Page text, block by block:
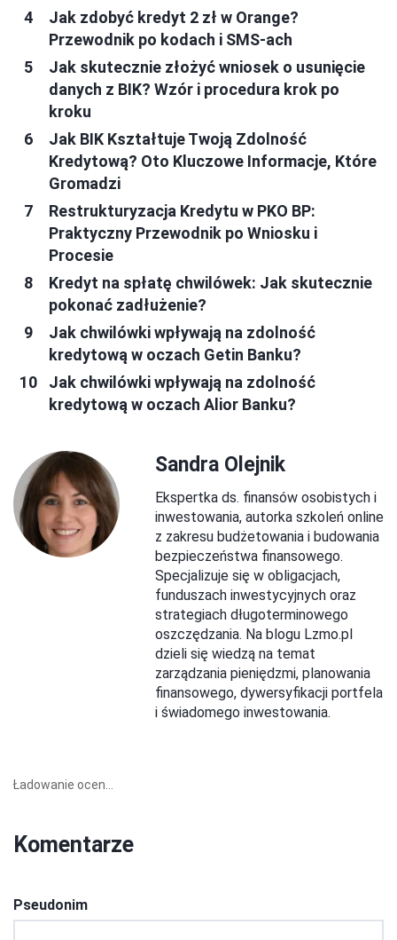
Jak zdobyć kredyt 2 zł w Orange?
Przewodnik po kodach i SMS-ach
Jak skutecznie złożyć wniosek o usunięcie
danych z BIK? Wzór i procedura krok po
kroku
Jak BIK Kształtuje Twoją Zdolność
Kredytową? Oto Kluczowe Informacje, Które
Gromadzi
Restrukturyzacja Kredytu w PKO BP:
Praktyczny Przewodnik po Wniosku i
Procesie
Kredyt na spłatę chwilówek: Jak skutecznie
pokonać zadłużenie?
Jak chwilówki wpływają na zdolność
kredytową w oczach Getin Banku?
Jak chwilówki wpływają na zdolność
kredytową w oczach Alior Banku?
Sandra Olejnik
Ekspertka ds. finansów osobistych i
inwestowania, autorka szkoleń online
z zakresu budżetowania i budowania
bezpieczeństwa finansowego.
Specjalizuje się w obligacjach,
funduszach inwestycyjnych oraz
strategiach długoterminowego
oszczędzania. Na blogu Lzmo.pl
dzieli się wiedzą na temat
zarządzania pieniędzmi, planowania
finansowego, dywersyfikacji portfela
i świadomego inwestowania.
Ładowanie ocen...
Komentarze
Pseudonim